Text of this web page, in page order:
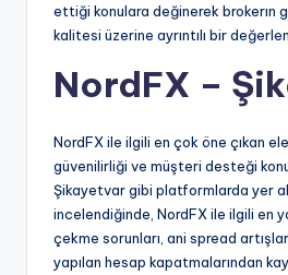
ettiği konulara değinerek brokerın
kalitesi üzerine ayrıntılı bir
NordFX –
NordFX ile ilgili en çok öne çıkan
güvenilirliği ve müşteri desteği
Şikayetvar gibi platformlarda yer
incelendiğinde, NordFX ile ilgili en
çekme sorunları, ani spread
yapılan hesap kapatmalarından